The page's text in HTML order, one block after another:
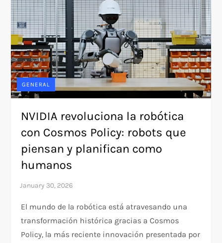
GENERAL
NVIDIA revoluciona la robótica
con Cosmos Policy: robots que
piensan y planifican como
humanos
El mundo de la robótica está atravesando una
transformación histórica gracias a Cosmos
Policy, la más reciente innovación presentada por